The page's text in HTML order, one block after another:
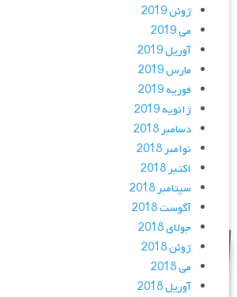
ژوئن 2019
می 2019
آوریل 2019
مارس 2019
فوریه 2019
ژانویه 2019
دسامبر 2018
نوامبر 2018
اکتبر 2018
سپتامبر 2018
آگوست 2018
جولای 2018
ژوئن 2018
می 2018
آوریل 2018